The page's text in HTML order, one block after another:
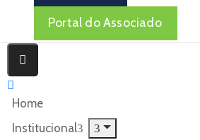
Portal do Associado
Home
Institucional